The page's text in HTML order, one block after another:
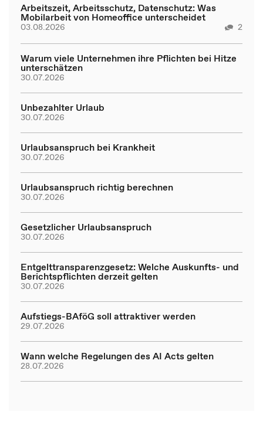
Arbeitszeit, Arbeitsschutz, Datenschutz: Was
Mobilarbeit von Homeoffice unterscheidet
03.08.2026 2
Warum viele Unternehmen ihre Pflichten bei Hitze
unterschätzen
30.07.2026
Unbezahlter Urlaub
30.07.2026
Urlaubsanspruch bei Krankheit
30.07.2026
Urlaubsanspruch richtig berechnen
30.07.2026
Gesetzlicher Urlaubsanspruch
30.07.2026
Entgelttransparenzgesetz: Welche Auskunfts- und
Berichtspflichten derzeit gelten
30.07.2026
Aufstiegs-BAföG soll attraktiver werden
29.07.2026
Wann welche Regelungen des AI Acts gelten
28.07.2026